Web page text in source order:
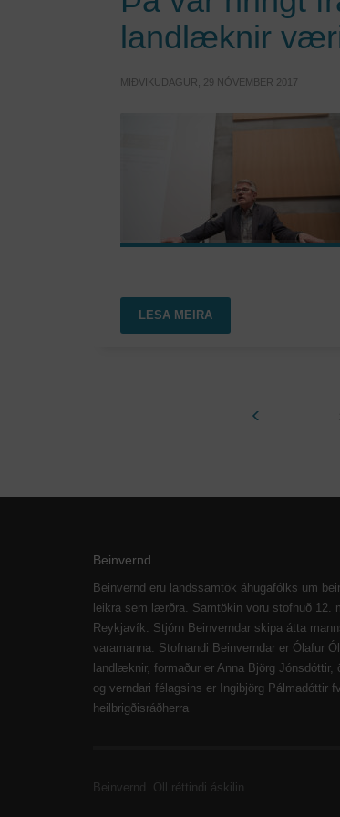
landlæknir
MIÐVIKUDAGUR, 29 NÓVEMBER 2017
LESA MEIRA
Beinvernd
Beinvernd eru landssamtök áhugafólks um
leikra sem lærðra. Samtökin voru stofnuð 12.
Reykjavík. Stjórn Beinverndar skipa átta
varamanna. Stofnandi Beinverndar er Ólafur
landlæknir, formaður er Anna Björg
og verndari félagsins er Ingibjörg Pálmadóttir
heilbrigðisráðherra
Beinvernd. Öll réttindi áskilin.